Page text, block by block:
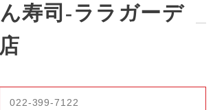
寿司-ララガーデ
022-399-7122